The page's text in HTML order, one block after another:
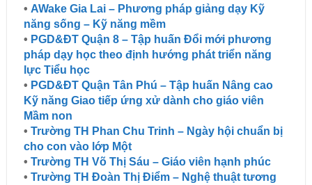
• AWake Gia Lai – Phương pháp giảng dạy Kỹ
năng sống – Kỹ năng mềm
• PGD&ĐT Quận 8 – Tập huấn Đổi mới phương
pháp dạy học theo định hướng phát triển năng
lực Tiểu học
• PGD&ĐT Quận Tân Phú – Tập huấn Nâng cao
Kỹ năng Giao tiếp ứng xử dành cho giáo viên
Mầm non
• Trường TH Phan Chu Trinh – Ngày hội chuẩn bị
cho con vào lớp Một
• Trường TH Võ Thị Sáu – Giáo viên hạnh phúc
• Trường TH Đoàn Thị Điểm – Nghệ thuật tương